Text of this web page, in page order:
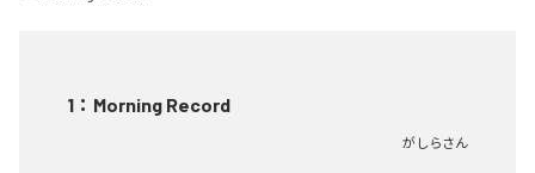
1 ： Morning Record
がしらさん